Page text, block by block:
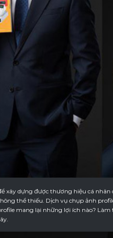
xây dựng được thương hiệu cá
thể thiếu. Dịch vụ chụp ảnh
mang lại những lợi ích nào?